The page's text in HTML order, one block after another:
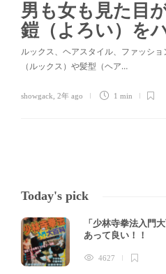
男も女も見た目
鎧（よろい）を
ルックス、ヘアスタイル、ファッシ
（ルックス）や髪型（ヘア…
showgack 2年 ago 1 min
Today's pick
「少林寺拳法入門
あって良い！！
4627